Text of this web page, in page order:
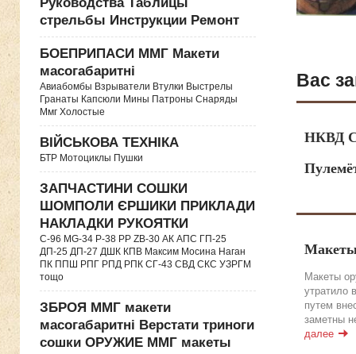
стрельбы Инструкции Ремонт
БОЕПРИПАСИ ММГ Макети
масогабаритні
Авиабомбы Взрыватели Втулки Выстрелы
Гранаты Капсюли Мины Патроны Снаряды
Ммг Холостые
ВІЙСЬКОВА ТЕХНІКА
БТР Мотоциклы Пушки
ЗАПЧАСТИНИ СОШКИ
ШОМПОЛИ ЄРШИКИ ПРИКЛАДИ
НАКЛАДКИ РУКОЯТКИ
C-96 MG-34 P-38 PP ZB-30 АК АПС ГП-25
ДП-25 ДП-27 ДШК КПВ Максим Мосина Наган
ПК ППШ РПГ РПД РПК СГ-43 СВД CКС УЗРГМ
тощо
ЗБРОЯ ММГ макети
масогабаритні Верстати триноги
сошки ОРУЖИЕ ММГ макеты
Вас
НКВД
Макеты
Макеты
утратило
путем
заметны
далее